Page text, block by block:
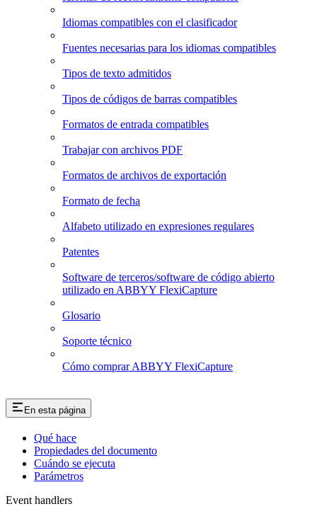
Idiomas compatibles con el clasificador
Fuentes necesarias para los idiomas compatibles
Tipos de texto admitidos
Tipos de códigos de barras compatibles
Formatos de entrada compatibles
Trabajar con archivos PDF
Formatos de archivos de exportación
Formato de fecha
Alfabeto utilizado en expresiones regulares
Patentes
Software de terceros/software de código abierto
utilizado en ABBYY FlexiCapture
Glosario
Soporte técnico
Cómo comprar ABBYY FlexiCapture
En esta página
Qué hace
Propiedades del documento
Cuándo se ejecuta
Parámetros
Event handlers